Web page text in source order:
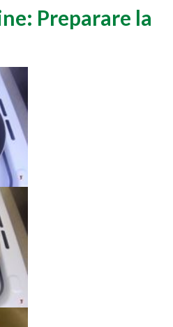
Preparare la